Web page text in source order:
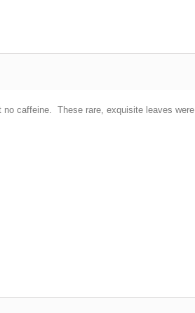
caffeine. These rare, exquisite leaves were